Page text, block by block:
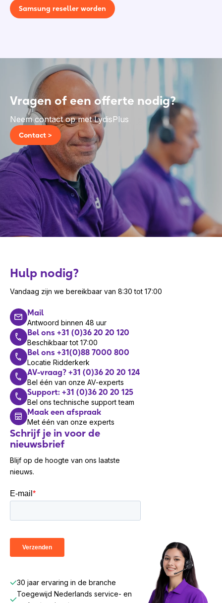
Samsung reseller worden
Vragen of een offerte nodig?
Neem contact op met LydisPlus
Contact >
Hulp nodig?
Vandaag zijn we bereikbaar van 8:30 tot 17:00
Mail
Antwoord binnen 48 uur
Bel ons +31 (0)36 20 20 120
Beschikbaar tot 17:00
Bel ons +31(0)88 7000 800
Locatie Ridderkerk
AV-vraag? +31 (0)36 20 20 124
Bel één van onze AV-experts
Support: +31 (0)36 20 20 125
Bel ons technische support team
Maak een afspraak
Met één van onze experts
Schrijf je in voor de
nieuwsbrief
Blijf op de hoogte van ons laatste
nieuws.
30 jaar ervaring in de branche
Toegewijd Nederlands service- en